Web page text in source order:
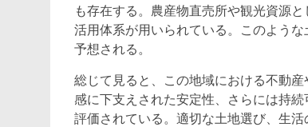
も存在する。農産物直売所や観光資源
活用体系が用いられている。このよう
予想される。
総じて見ると、この地域における不動
感に下支えされた安定性、さらには持
評価されている。適切な土地選び、生